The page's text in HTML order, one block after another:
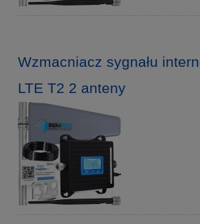
Wzmacniacz sygnału
LTE T2 2 anteny